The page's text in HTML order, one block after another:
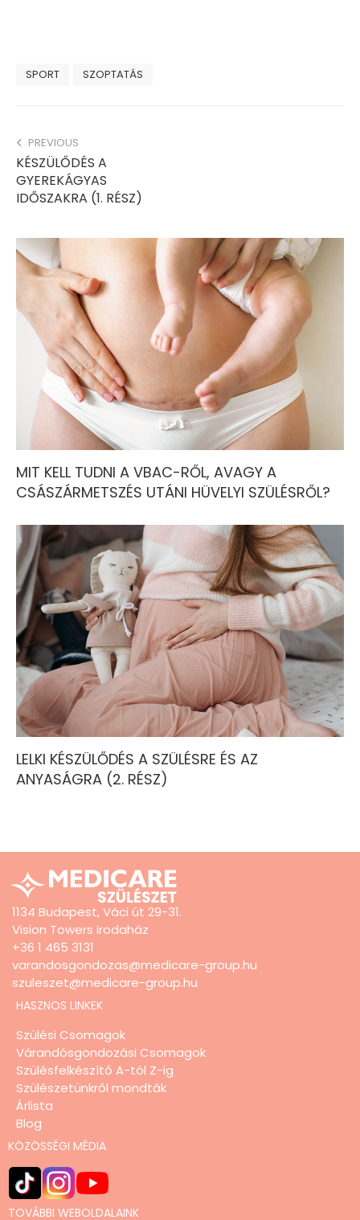
SPORT SZOPTATÁS
PREVIOUS
KÉSZÜLŐDÉS A
GYEREKÁGYAS
IDŐSZAKRA (1. RÉSZ)
MIT KELL TUDNI A VBAC-RŐL, AVAGY A
CSÁSZÁRMETSZÉS UTÁNI HÜVELYI SZÜLÉSRŐL?
LELKI KÉSZÜLŐDÉS A SZÜLÉSRE ÉS AZ
ANYASÁGRA (2. RÉSZ)
1134 Budapest, Váci út 29-31.
Vision Towers irodaház
+36 1 465 3131
varandosgondozas@medicare-group.hu
szuleszet@medicare-group.hu
HASZNOS LINKEK
Szülési Csomagok
Várandósgondozási Csomagok
Szülésfelkészítő A-tól Z-ig
Szülészetünkről mondták
Árlista
Blog
KÖZÖSSÉGI MÉDIA
TOVÁBBI WEBOLDALAINK